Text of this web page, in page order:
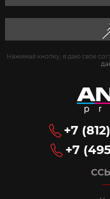
Нажимая кнопку, я даю свое
+7
+7